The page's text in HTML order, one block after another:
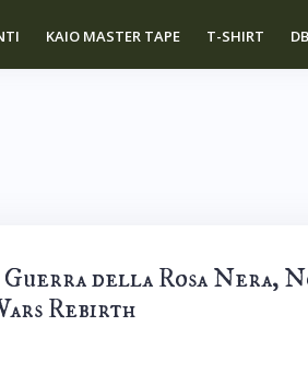
KAIO MASTER TAPE T-SHIRT
della Rosa Nera,
Rebirth